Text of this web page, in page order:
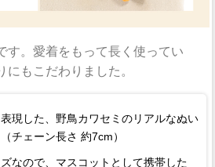
す。愛着をもって長く使ってい
にもこだわりました。
現した、野鳥カワセミのリアルなぬい
チェーン長さ 約7cm）
なので、マスコットとして携帯した